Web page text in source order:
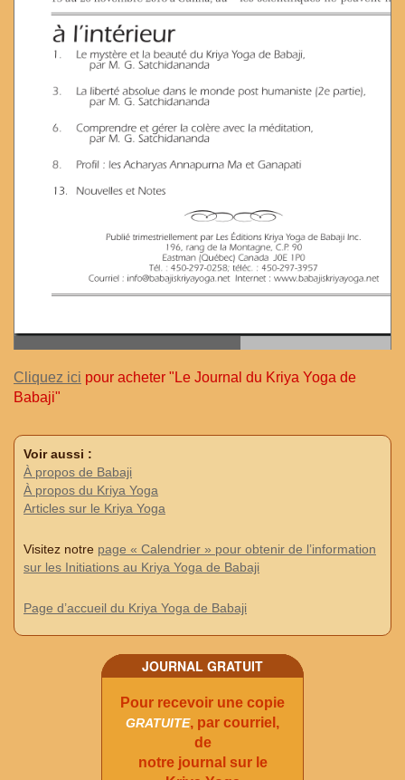
Cliquez ici pour acheter "Le Journal du Kriya Yoga de
Babaji"
Voir aussi :
À propos de Babaji
À propos du Kriya Yoga
Articles sur le Kriya Yoga
Visitez notre page « Calendrier » pour obtenir de l’information
sur les Initiations au Kriya Yoga de Babaji
Page d’accueil du Kriya Yoga de Babaji
JOURNAL GRATUIT
Pour recevoir une copie
GRATUITE, par courriel,
de
notre journal sur le